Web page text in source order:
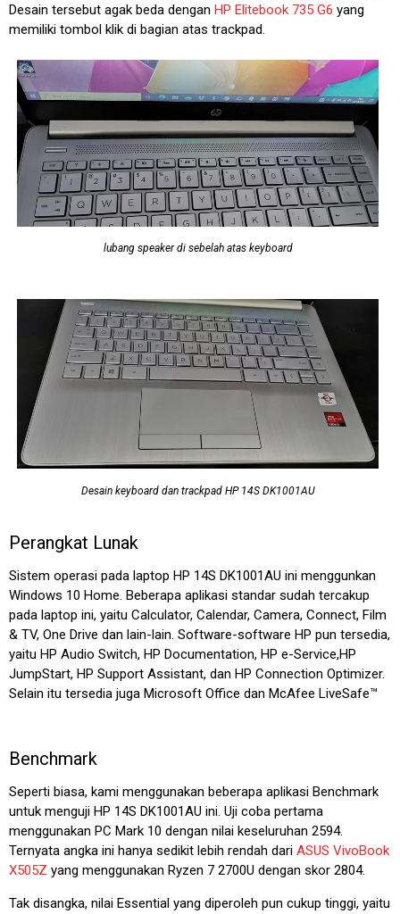
Desain tersebut agak beda dengan HP Elitebook 735 G6 yang
memiliki tombol klik di bagian atas trackpad.
lubang speaker di sebelah atas keyboard
Desain keyboard dan trackpad HP 14S DK1001AU
Perangkat Lunak
Sistem operasi pada laptop HP 14S DK1001AU ini menggunkan
Windows 10 Home. Beberapa aplikasi standar sudah tercakup
pada laptop ini, yaitu Calculator, Calendar, Camera, Connect, Film
& TV, One Drive dan lain-lain. Software-software HP pun tersedia,
yaitu HP Audio Switch, HP Documentation, HP e-Service,HP
JumpStart, HP Support Assistant, dan HP Connection Optimizer.
Selain itu tersedia juga Microsoft Office dan McAfee LiveSafe™
Benchmark
Seperti biasa, kami menggunakan beberapa aplikasi Benchmark
untuk menguji HP 14S DK1001AU ini. Uji coba pertama
menggunakan PC Mark 10 dengan nilai keseluruhan 2594.
Ternyata angka ini hanya sedikit lebih rendah dari ASUS VivoBook
X505Z yang menggunakan Ryzen 7 2700U dengan skor 2804.
Tak disangka, nilai Essential yang diperoleh pun cukup tinggi, yaitu